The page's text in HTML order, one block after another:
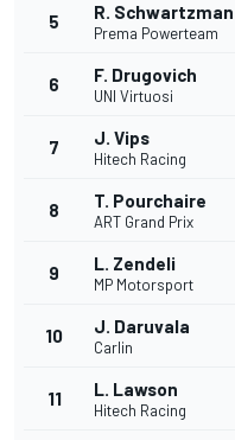
5 R. Schwartzman
Prema Powerteam
6 F. Drugovich
UNI Virtuosi
7 J. Vips
Hitech Racing
8 T. Pourchaire
ART Grand Prix
9 L. Zendeli
MP Motorsport
10 J. Daruvala
Carlin
11 L. Lawson
Hitech Racing